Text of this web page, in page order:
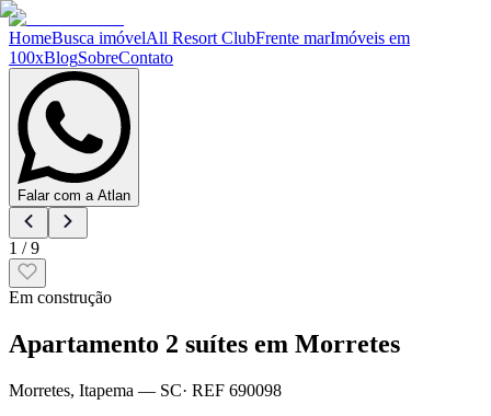
HomeBusca imóvelAll Resort ClubFrente marImóveis em
100xBlogSobreContato
Falar com a Atlan
1 /9
Em construção
Apartamento 2 suítes em Morretes
Morretes, Itapema — SC· REF 690098